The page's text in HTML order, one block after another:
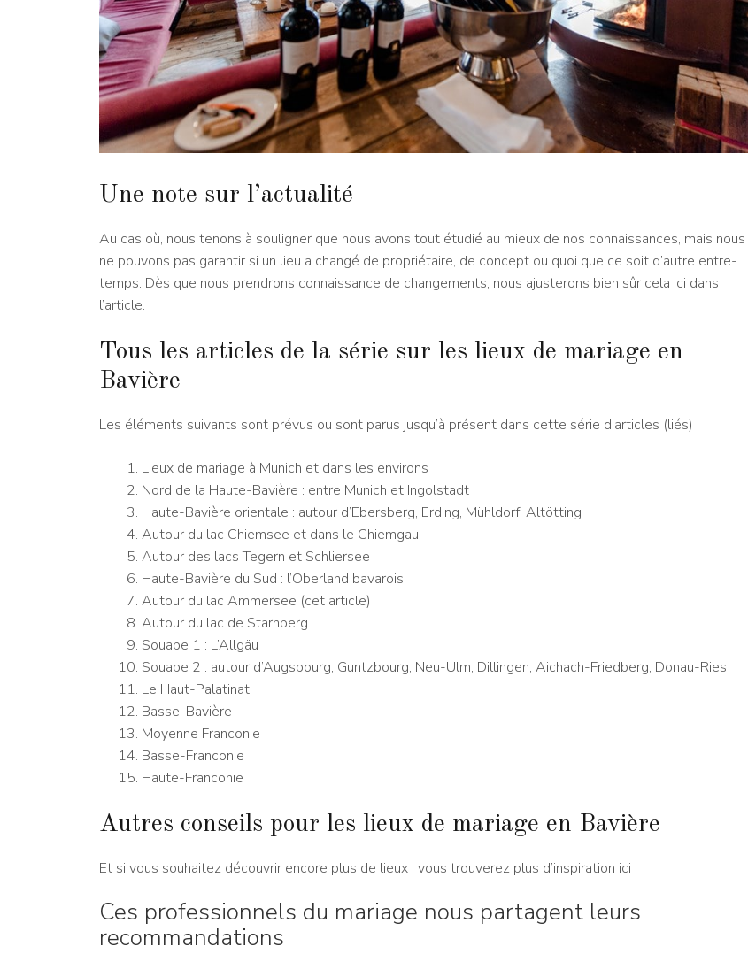
Une note sur l’actualité
Au cas où, nous tenons à souligner que nous avons tout étudié au mieux de nos connaissances, mais nous
ne pouvons pas garantir si un lieu a changé de propriétaire, de concept ou quoi que ce soit d’autre entre-
temps. Dès que nous prendrons connaissance de changements, nous ajusterons bien sûr cela ici dans
l’article.
Tous les articles de la série sur les lieux de mariage en
Bavière
Les éléments suivants sont prévus ou sont parus jusqu’à présent dans cette série d’articles (liés) :
Lieux de mariage à Munich et dans les environs
Nord de la Haute-Bavière : entre Munich et Ingolstadt
Haute-Bavière orientale : autour d’Ebersberg, Erding, Mühldorf, Altötting
Autour du lac Chiemsee et dans le Chiemgau
Autour des lacs Tegern et Schliersee
Haute-Bavière du Sud : l’Oberland bavarois
Autour du lac Ammersee (cet article)
Autour du lac de Starnberg
Souabe 1 : L’Allgäu
Souabe 2 : autour d’Augsbourg, Guntzbourg, Neu-Ulm, Dillingen, Aichach-Friedberg, Donau-Ries
Le Haut-Palatinat
Basse-Bavière
Moyenne Franconie
Basse-Franconie
Haute-Franconie
Autres conseils pour les lieux de mariage en Bavière
Et si vous souhaitez découvrir encore plus de lieux : vous trouverez plus d’inspiration ici :
Ces professionnels du mariage nous partagent leurs
recommandations